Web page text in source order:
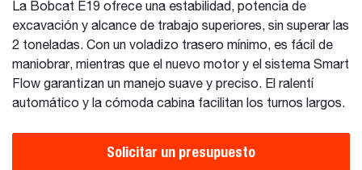
La Bobcat E19 ofrece una estabilidad, potencia de
excavación y alcance de trabajo superiores, sin superar las
2 toneladas. Con un voladizo trasero mínimo, es fácil de
maniobrar, mientras que el nuevo motor y el sistema Smart
Flow garantizan un manejo suave y preciso. El ralentí
automático y la cómoda cabina facilitan los turnos largos.
Solicitar un presupuesto